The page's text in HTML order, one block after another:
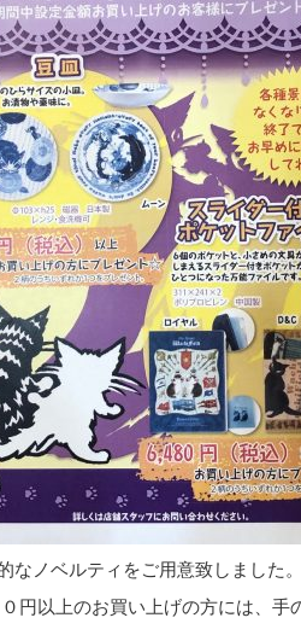
なノベルティをご用意致しました
円以上のお買い上げの方には、手